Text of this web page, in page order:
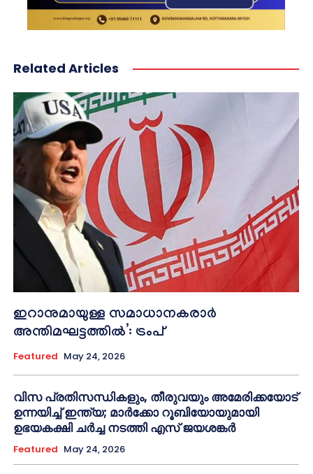
Related Articles
ഇറാനുമായുള്ള സമാധാനകരാർ
അന്തിമഘട്ടത്തിൽ‌’: ട്രംപ്
Featured May 24, 2026
വിസ പ്രതിസന്ധികളും, തീരുവയും അമേരിക്കയോട്
ഉന്നയിച്ച് ഇന്ത്യ; മാർക്കോ റൂബിയോയുമായി
ഉഭയകക്ഷി ചർച്ച നടത്തി എസ് ജയശങ്കർ
Featured May 24, 2026